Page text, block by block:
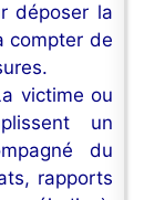
déposer la
compter de
victime ou
un
du
rapports